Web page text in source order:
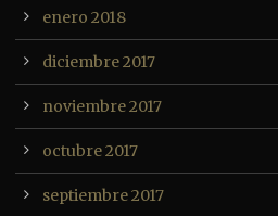
enero 2018
diciembre 2017
noviembre 2017
octubre 2017
septiembre 2017